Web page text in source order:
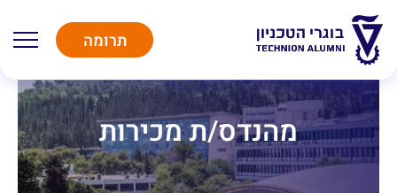
תרומה
מהנדס/ת מכירות